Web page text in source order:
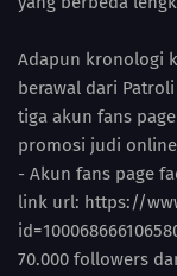
Adapun kronologi
berawal dari
tiga akun fans
promosi judi
- Akun fans page
link url: https://
70.000 followers